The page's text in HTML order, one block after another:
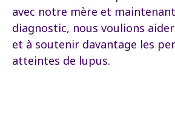
avec notre mère et
diagnostic, nous voulions
et à soutenir davantage les
atteintes de lupus.